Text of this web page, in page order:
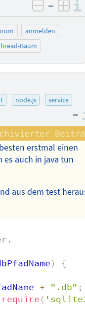
negativ
–
anmelden
Baum
node.js service
–
erstmal einen
es auch in java tun
aus dem test
) {
+ ".db" ;
require (